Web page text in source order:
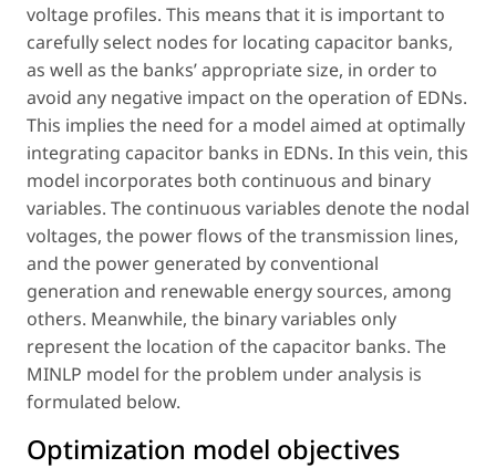
voltage profiles. This means that it is important to
carefully select nodes for locating capacitor banks,
as well as the banks’ appropriate size, in order to
avoid any negative impact on the operation of EDNs.
This implies the need for a model aimed at optimally
integrating capacitor banks in EDNs. In this vein, this
model incorporates both continuous and binary
variables. The continuous variables denote the nodal
voltages, the power flows of the transmission lines,
and the power generated by conventional
generation and renewable energy sources, among
others. Meanwhile, the binary variables only
represent the location of the capacitor banks. The
MINLP model for the problem under analysis is
formulated below.
Optimization model objectives